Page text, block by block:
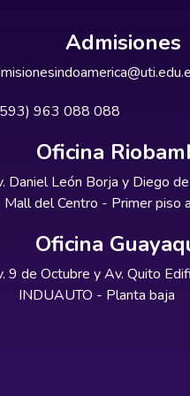
Admisiones
963 088 088
Oficina
Daniel León Borja y Diego
Mall del Centro - Primer piso
Oficina
9 de Octubre y Av. Quito
INDUAUTO - Planta baja